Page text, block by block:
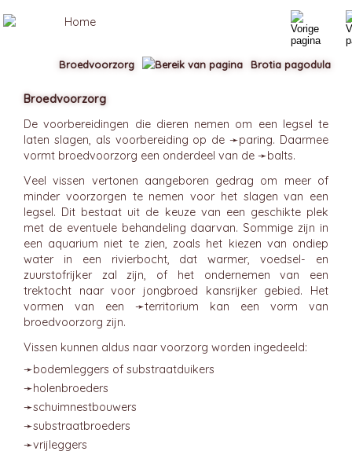
Broedvoorzorg
De voorbereidingen die dieren nemen om een legsel te
laten slagen, als voorbereiding op de ➛paring. Daarmee
vormt broedvoorzorg een onderdeel van de ➛balts.
Veel vissen vertonen aangeboren gedrag om meer of
minder voorzorgen te nemen voor het slagen van een
legsel. Dit bestaat uit de keuze van een geschikte plek
met de eventuele behandeling daarvan. Sommige zijn in
een aquarium niet te zien, zoals het kiezen van ondiep
water in een rivierbocht, dat warmer, voedsel- en
zuurstofrijker zal zijn, of het ondernemen van een
trektocht naar voor jongbroed kansrijker gebied. Het
vormen van een ➛territorium kan een vorm van
broedvoorzorg zijn.
Vissen kunnen aldus naar voorzorg worden ingedeeld:
➛bodemleggers of substraatduikers
➛holenbroeders
➛schuimnestbouwers
➛substraatbroeders
➛vrijleggers
Broedvoorzorg Brotia pagodula